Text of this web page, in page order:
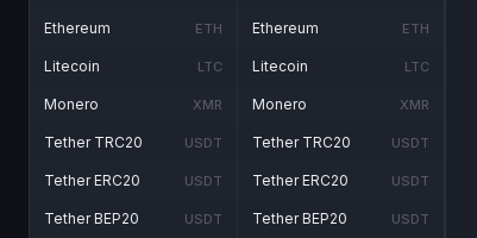
Ethereum ETH
Litecoin LTC
Monero XMR
Tether TRC20 USDT
Tether ERC20 USDT
Tether BEP20 USDT
Ethereum ETH
Litecoin LTC
Monero XMR
Tether TRC20 USDT
Tether ERC20 USDT
Tether BEP20 USDT